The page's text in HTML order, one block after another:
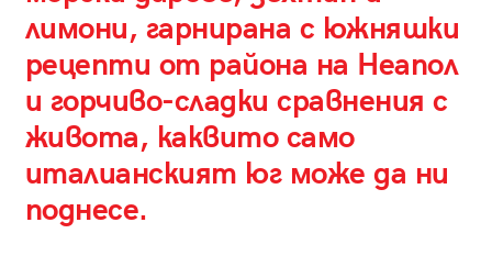
лимони, гарнирана с южняшки
рецепти от района на Неапол
и горчиво-сладки сравнения с
живота, каквито само
италианският юг може да ни
поднесе.